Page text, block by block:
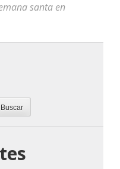
santa en
Buscar